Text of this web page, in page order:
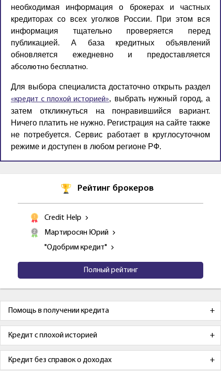
необходимая информация о брокерах и частных
кредиторах со всех уголков России. При этом вся
информация тщательно проверяется перед
публикацией. А база кредитных объявлений
обновляется ежедневно и предоставляется
абсолютно бесплатно.
Для выбора специалиста достаточно открыть раздел
«кредит с плохой историей», выбрать нужный город, а
затем откликнуться на понравившийся вариант.
Ничего платить не нужно. Регистрация на сайте также
не потребуется. Сервис работает в круглосуточном
режиме и доступен в любом регионе РФ.
Рейтинг брокеров
Credit Help
Мартиросян Юрий
"Одобрим кредит"
Полный рейтинг
Помощь в получении кредита
Кредит с плохой историей
Кредит без справок о доходах